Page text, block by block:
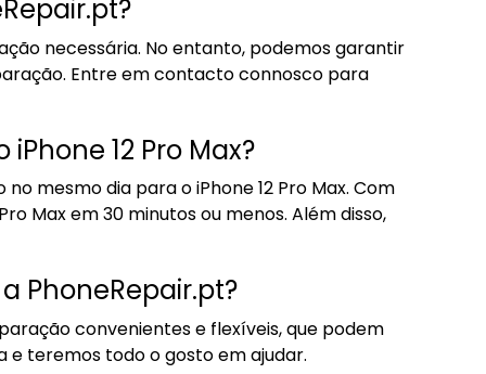
necessária. No entanto, podemos garantir
Entre em contacto connosco para
12 Pro Max?
mesmo dia para o iPhone 12 Pro Max. Com
Max em 30 minutos ou menos. Além disso,
PhoneRepair.pt?
convenientes e flexíveis, que podem
e teremos todo o gosto em ajudar.